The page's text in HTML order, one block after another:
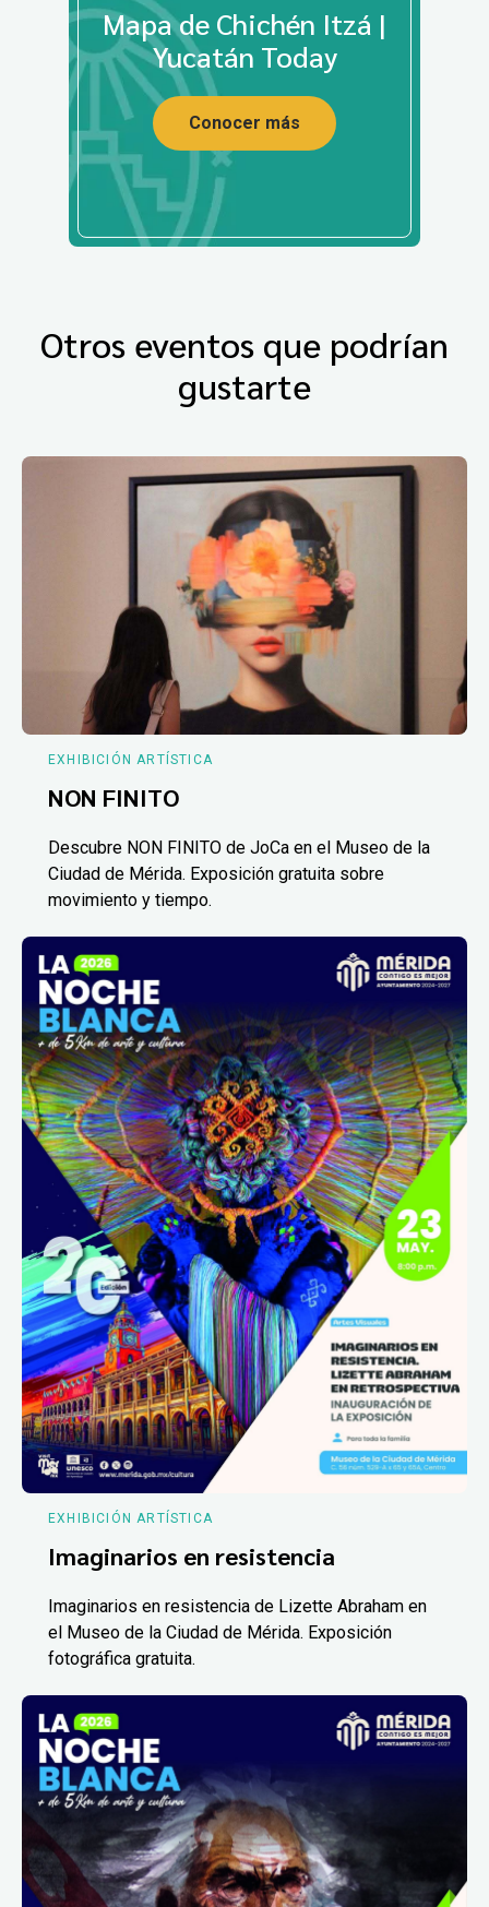
Mapa de Chichén Itzá |
Yucatán Today
Conocer más
Otros eventos que podrían
gustarte
EXHIBICIÓN ARTÍSTICA
NON FINITO
Descubre NON FINITO de JoCa en el Museo de la
Ciudad de Mérida. Exposición gratuita sobre
movimiento y tiempo.
EXHIBICIÓN ARTÍSTICA
Imaginarios en resistencia
Imaginarios en resistencia de Lizette Abraham en
el Museo de la Ciudad de Mérida. Exposición
fotográfica gratuita.